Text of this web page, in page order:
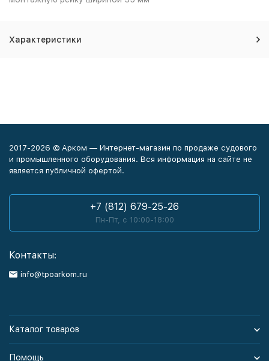
Характеристики
2017-2026 © Арком — Интернет-магазин по продаже судового
и промышленного оборудования. Вся информация на сайте не
является публичной офертой.
+7 (812) 679-25-26
Пн-Пт, с 10:00-18:00
Контакты:
info@tpoarkom.ru
Каталог товаров
Помощь